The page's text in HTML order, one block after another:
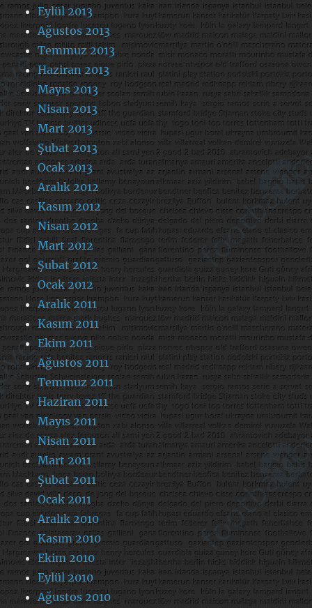
Eylül 2013
Ağustos 2013
Temmuz 2013
Haziran 2013
Mayıs 2013
Nisan 2013
Mart 2013
Şubat 2013
Ocak 2013
Aralık 2012
Kasım 2012
Nisan 2012
Mart 2012
Şubat 2012
Ocak 2012
Aralık 2011
Kasım 2011
Ekim 2011
Ağustos 2011
Temmuz 2011
Haziran 2011
Mayıs 2011
Nisan 2011
Mart 2011
Şubat 2011
Ocak 2011
Aralık 2010
Kasım 2010
Ekim 2010
Eylül 2010
Ağustos 2010